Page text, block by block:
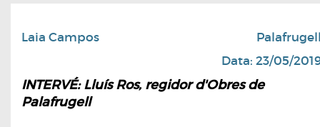
Laia Campos
Data: 23/05/
INTERVÉ: Lluís Ros, regidor d'Obres de
Palafrugell